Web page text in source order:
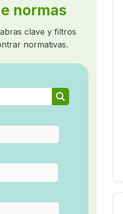
normas
clave y filtros
normativas.